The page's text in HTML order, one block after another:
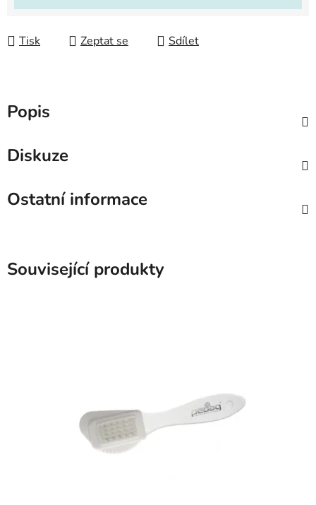
Tisk Zeptat se Sdílet
Popis
Diskuze
Ostatní informace
Související produkty